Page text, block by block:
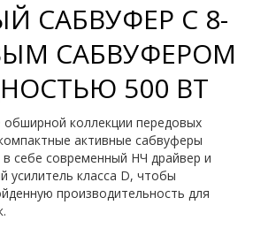
САБВУФЕР С 8-
САБВУФЕРОМ
500 ВТ
коллекции передовых
активные сабвуферы
себе современный НЧ драйвер и
усилитель класса D, чтобы
производительность для